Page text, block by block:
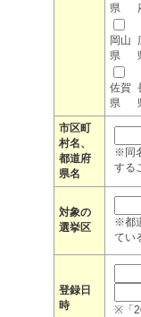
県
岡山
県
佐賀
県
市区町
村名、
都道府
県名
※同
する
対象の
選挙区
※都
てい
登録日
時
※「